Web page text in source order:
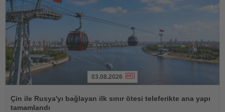
Oku
03.08.2026
Çin ile Rusya'yı bağlayan ilk sınır ötesi teleferikte ana yapı
tamamlandı